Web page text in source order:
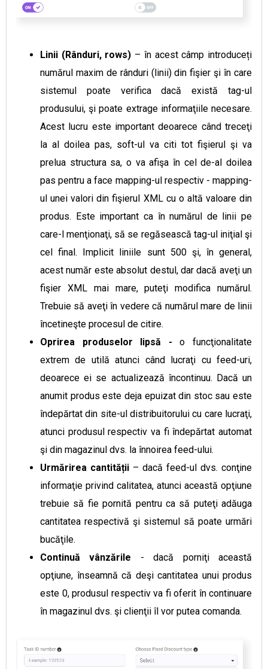
Linii (Rânduri, rows) – în acest câmp introduceți
numărul maxim de rânduri (linii) din fişier şi în care
sistemul poate verifica dacă există tag-ul
produsului, şi poate extrage informaţiile necesare.
Acest lucru este important deoarece când treceţi
la al doilea pas, soft-ul va citi tot fişierul şi va
prelua structura sa, o va afişa în cel de-al doilea
pas pentru a face mapping-ul respectiv - mapping-
ul unei valori din fişierul XML cu o altă valoare din
produs. Este important ca în numărul de linii pe
care-l menţionaţi, să se regăsească tag-ul iniţial şi
cel final. Implicit liniile sunt 500 şi, în general,
acest număr este absolut destul, dar dacă aveţi un
fişier XML mai mare, puteţi modifica numărul.
Trebuie să aveţi în vedere că numărul mare de linii
încetineşte procesul de citire.
Oprirea produselor lipsă -o funcţionalitate
extrem de utilă atunci când lucraţi cu feed-uri,
deoarece ei se actualizează încontinuu. Dacă un
anumit produs este deja epuizat din stoc sau este
îndepărtat din site-ul distribuitorului cu care lucraţi,
atunci produsul respectiv va fi îndepărtat automat
şi din magazinul dvs. la înnoirea feed-ului.
Urmărirea cantității – dacă feed-ul dvs. conţine
informaţie privind calitatea, atunci această opţiune
trebuie să fie pornită pentru ca să puteţi adăuga
cantitatea respectivă şi sistemul să poate urmări
bucăţile.
Continuă vânzările - dacă porniţi această
opţiune, înseamnă că deşi cantitatea unui produs
este 0, produsul respectiv va fi oferit în continuare
în magazinul dvs. şi clienţii îl vor putea comanda.